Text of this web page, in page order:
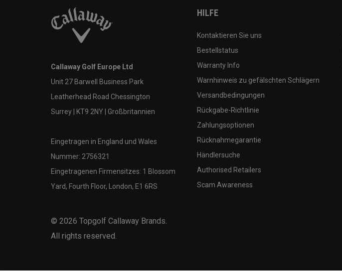
Callaway Golf Europe Ltd
Unit 27 Barwell Business Park
Leatherhead Road Chessington
Surrey | KT9 2NY | Großbritannien
Eingetragen in England und Wales
Nummer: 2756321
Eingetragenen Firmensitzes: 1 Blossom
Yard, Fourth Floor, London, E1 6RS
© 2026 Topgolf Callaway Brands.
All rights reserved.
HILFE
Kontaktieren Sie uns
Bestellstatus
Warranty Info
Warnhinweis zu gefälschten Schlägern
Versandbedingungen
Rückgabe-Richtlinie
Zahlungsoptionen
Rücknahmegarantie
Händlersuche
Authorised Retailers
Scam Awareness